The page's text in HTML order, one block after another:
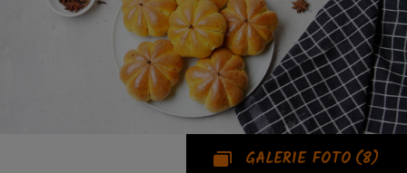
GALERIE FOTO (8)